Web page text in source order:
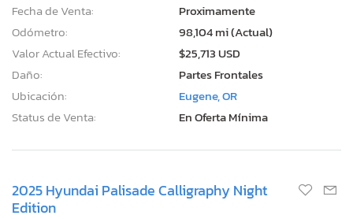
Fecha de Venta:
Proximamente
Odómetro:
98,104 mi (Actual)
Valor Actual Efectivo:
$25,713 USD
Daño:
Partes Frontales
Ubicación:
Eugene, OR
Status de Venta:
En Oferta Mínima
2025 Hyundai Palisade Calligraphy Night
Edition